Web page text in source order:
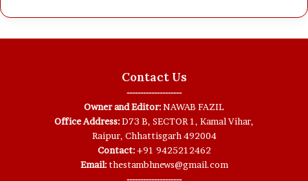
Contact Us
--------------------
Owner and Editor:NAWAB FAZIL
Office Address:D73 B, SECTOR 1, Kamal Vihar,
Raipur, Chhattisgarh 492004
Contact:+91 9425212462
Email:thestambhnews@gmail.com